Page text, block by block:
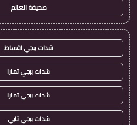
صحيفة العالم
شدات ببجي اقساط
شدات ببجي تمارا
شدات ببجي تمارا
شدات ببجي تابي